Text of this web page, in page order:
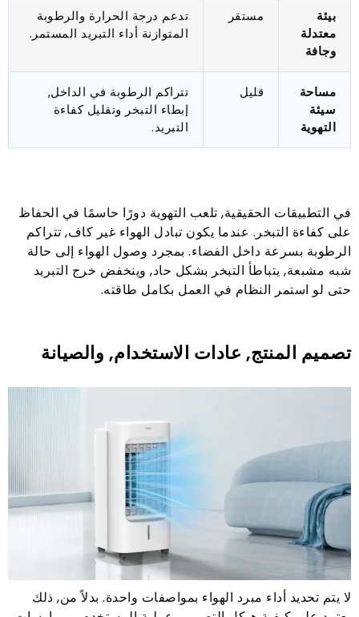
بيئة
معتدلة
وجافة
مستقر
تدعم درجة الحرارة والرطوبة
المتوازنة أداء التبريد المستمر.
مساحة
سيئة
التهوية
قليل
تتراكم الرطوبة في الداخل,
إبطاء التبخر وتقليل كفاءة
التبريد.
في التطبيقات الحقيقية, تلعب التهوية دورًا حاسمًا في الحفاظ
على كفاءة التبخر. عندما يكون تبادل الهواء غير كاف, تتراكم
الرطوبة بسرعة داخل الفضاء. بمجرد وصول الهواء إلى حالة
شبه مشبعة, يتباطأ التبخر بشكل حاد, وينخفض ​​خرج التبريد
حتى لو استمر النظام في العمل بكامل طاقته.
تصميم المنتج, عادات الاستخدام, والصيانة
لا يتم تحديد أداء مبرد الهواء بمواصفات واحدة. بدلاً من, ذلك